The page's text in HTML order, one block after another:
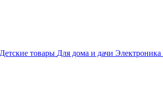
Детские товары Для дома и дачи Электроника